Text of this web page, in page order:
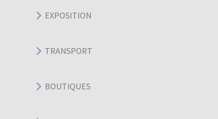
EXPOSITION
TRANSPORT
BOUTIQUES